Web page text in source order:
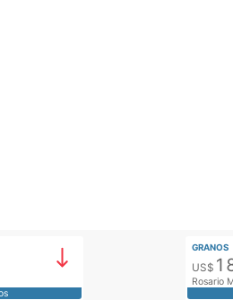
GRANOS
US$
Rosario